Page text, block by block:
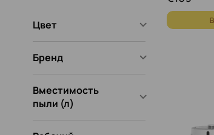
Цвет
Бренд
Вместимость
пыли (л)